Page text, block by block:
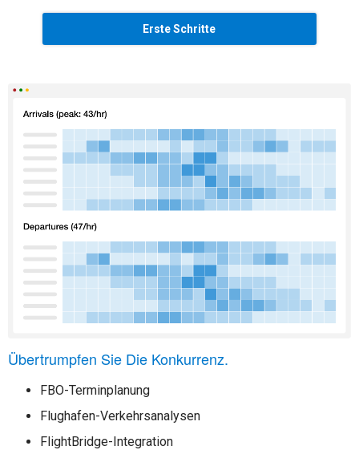
Erste Schritte
Übertrumpfen Sie Die Konkurrenz.
FBO-Terminplanung
Flughafen-Verkehrsanalysen
FlightBridge-Integration